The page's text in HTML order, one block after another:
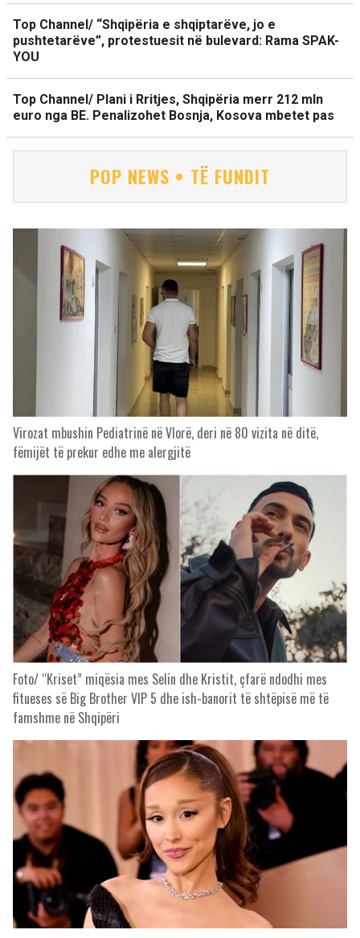
Top Channel/ “Shqipëria e shqiptarëve, jo e
pushtetarëve”, protestuesit në bulevard: Rama SPAK-
YOU
Top Channel/ Plani i Rritjes, Shqipëria merr 212 mln
euro nga BE. Penalizohet Bosnja, Kosova mbetet pas
POP NEWS • TË FUNDIT
Virozat mbushin Pediatrinë në Vlorë, deri në 80 vizita në ditë,
fëmijët të prekur edhe me alergjitë
Foto/ “Kriset” miqësia mes Selin dhe Kristit, çfarë ndodhi mes
fitueses së Big Brother VIP 5 dhe ish-banorit të shtëpisë më të
famshme në Shqipëri